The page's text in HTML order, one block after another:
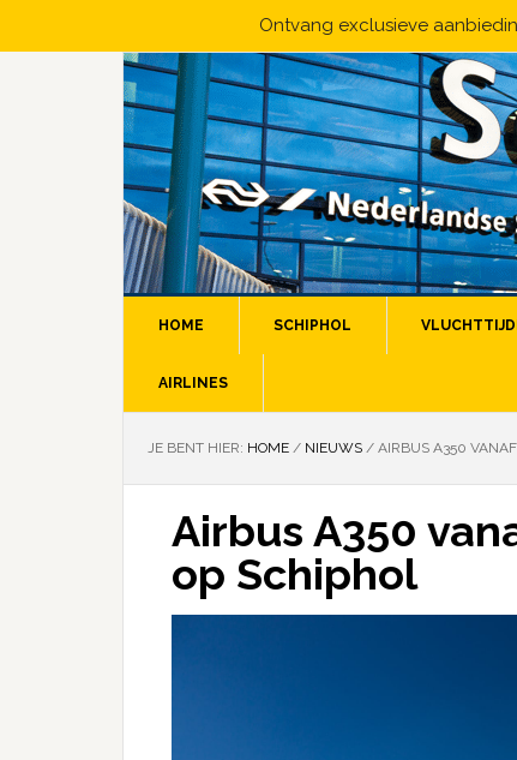
HOME SCHIPHOL
AIRLINES
JE BENT HIER: HOME / NIEUWS / AIRBUS A350
Airbus A350
op Schiphol
Ontvang exclusieve